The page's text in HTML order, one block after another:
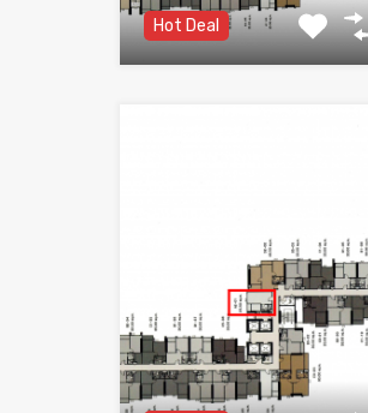
Hot Deal